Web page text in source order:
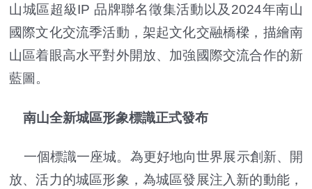
山城區超級IP 品牌聯名徵集活動以及2024年南山
國際文化交流季活動，架起文化交融橋樑，描繪南
山區着眼高水平對外開放、加強國際交流合作的新
藍圖。
南山全新城區形象標識正式發布
一個標識一座城。為更好地向世界展示創新、開
放、活力的城區形象，為城區發展注入新的動能，